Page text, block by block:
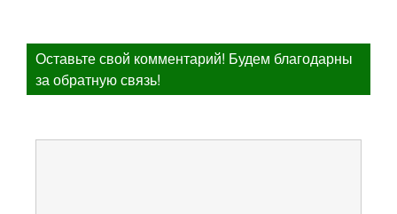
Оставьте свой комментарий! Будем благодарны
за обратную связь!